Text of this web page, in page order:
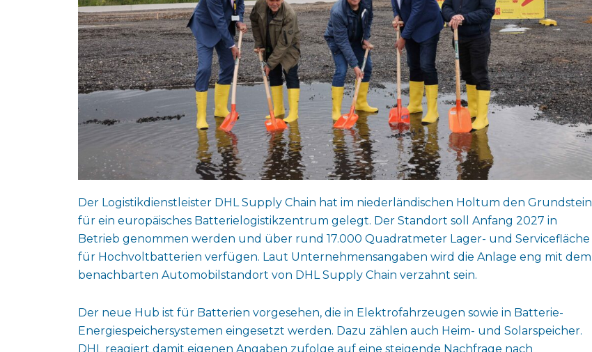
Der Logistikdienstleister DHL Supply Chain hat im niederländischen Holtum den Grundstein
für ein europäisches Batterielogistikzentrum gelegt. Der Standort soll Anfang 2027 in
Betrieb genommen werden und über rund 17.000 Quadratmeter Lager- und Servicefläche
für Hochvoltbatterien verfügen. Laut Unternehmensangaben wird die Anlage eng mit dem
benachbarten Automobilstandort von DHL Supply Chain verzahnt sein.
Der neue Hub ist für Batterien vorgesehen, die in Elektrofahrzeugen sowie in Batterie-
Energiespeichersystemen eingesetzt werden. Dazu zählen auch Heim- und Solarspeicher.
DHL reagiert damit eigenen Angaben zufolge auf eine steigende Nachfrage nach